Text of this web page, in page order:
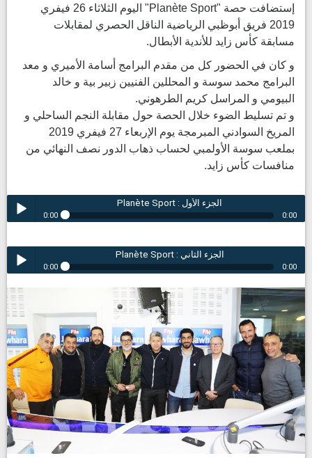
إستضافت حصة "Planète Sport" اليوم الثلاثاء 26 فيفري
2019 فريق أبوظبي الرياضية الناقل الحصري لمقابلات
مسابقة كأس زايد للأندية الأبطال.
و كان في الحضور كل من مقدم البرامج أسامة الأميري و معد
البرامج محمد سوسة و المحللين الفنيين زبير بية و خالد
البيومي و المراسل كريم الطرهوني.
و تم تسليط الضوء خلال الحصة حول مقابلة النجم الساحلي و
المريخ السوادني المبرمجة يوم الإربعاء 27 فيفري 2019
بملعب سوسة الأولمبي لحساب ذهاب الدور نصف النهائي من
منافسات كأس زايد.
pause
Planète Sport : الجزء الأول
0:00 0:00
Play /
pause
Planète Sport : الجزء الثاني
0:00 0:00
Planète Sport : الجزء الثاني